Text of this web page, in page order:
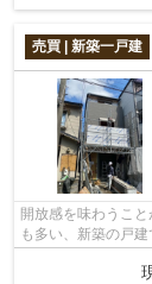
売買 | 新築一戸建
開放感を味わうこ
も多い、新築の戸
です☆当社スタッフ